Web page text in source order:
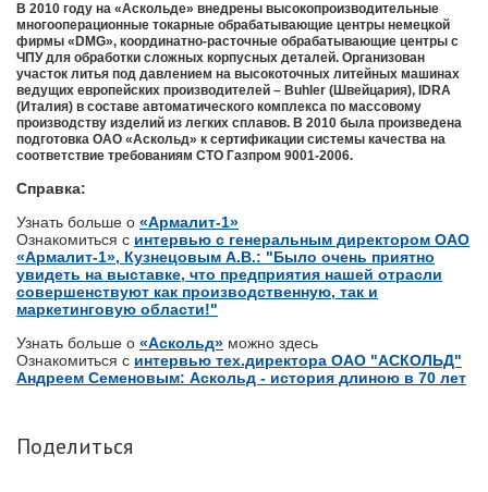
В 2010 году на «Аскольде» внедрены высокопроизводительные
многооперационные токарные обрабатывающие центры немецкой
фирмы «DMG», координатно-расточные обрабатывающие центры с
ЧПУ для обработки сложных корпусных деталей. Организован
участок литья под давлением на высокоточных литейных машинах
ведущих европейских производителей – Buhler (Швейцария), IDRA
(Италия) в составе автоматического комплекса по массовому
производству изделий из легких сплавов. В 2010 была произведена
подготовка ОАО «Аскольд» к сертификации системы качества на
соответствие требованиям СТО Газпром 9001-2006.
Справка:
Узнать больше о «Армалит-1»
Ознакомиться с интервью с генеральным директором ОАО
«Армалит-1», Кузнецовым А.В.: "Было очень приятно
увидеть на выставке, что предприятия нашей отрасли
совершенствуют как производственную, так и
маркетинговую области!"
Узнать больше о «Аскольд» можно здесь
Ознакомиться с интервью тех.директора ОАО "АСКОЛЬД"
Андреем Семеновым: Аскольд - история длиною в 70 лет
Поделиться